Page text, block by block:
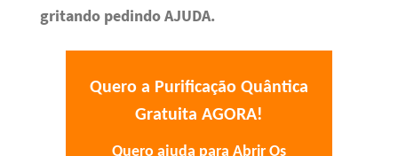
gritando pedindo AJUDA.
Quero a Purificação Quântica
Gratuita AGORA!
Quero ajuda para Abrir Os